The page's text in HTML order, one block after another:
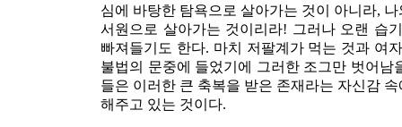
심에 바탕한 탐욕으로 살아가는 것이 아니라,
서원으로 살아가는 것이리라! 그러나 오랜 습
빠져들기도 한다. 마치 저팔계가 먹는 것과 여
불법의 문중에 들었기에 그러한 조그만 벗어
들은 이러한 큰 축복을 받은 존재라는 자신감
해주고 있는 것이다.